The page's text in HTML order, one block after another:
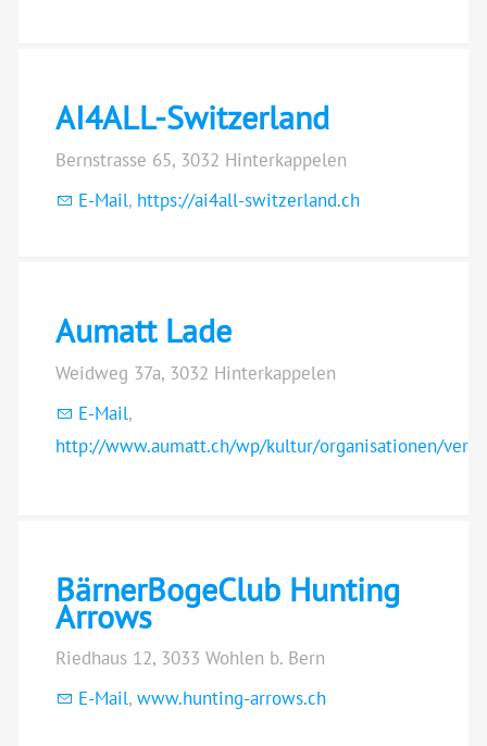
AI4ALL-Switzerland
Bernstrasse 65, 3032 Hinterkappelen
E-Mail, https://ai4all-switzerland.ch
Aumatt Lade
Weidweg 37a, 3032 Hinterkappelen
E-Mail,
http://www.aumatt.ch/wp/kultur/organisationen/vere
BärnerBogeClub Hunting
Arrows
Riedhaus 12, 3033 Wohlen b. Bern
E-Mail, www.hunting-arrows.ch